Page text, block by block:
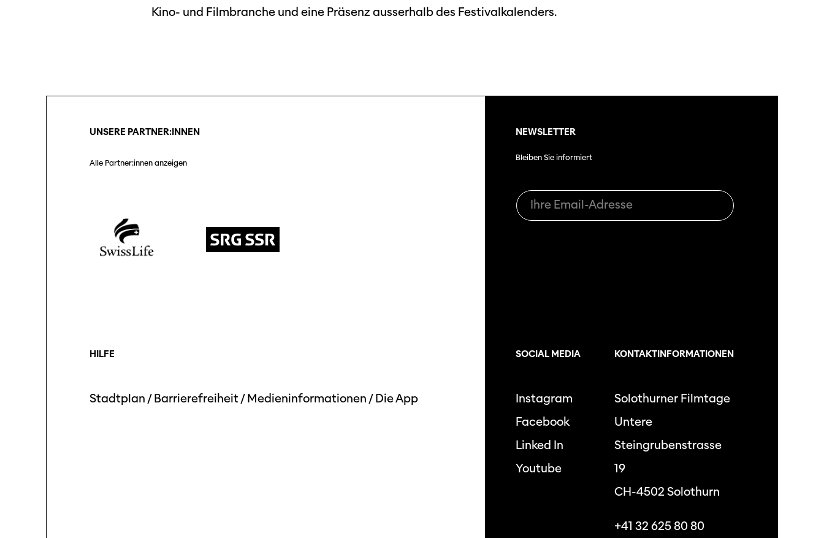
Kino- und Filmbranche und eine Präsenz ausserhalb des Festivalkalenders.
UNSERE PARTNER:INNEN
Alle Partner:innen anzeigen
NEWSLETTER
Bleiben Sie informiert
HILFE
Stadtplan /Barrierefreiheit/Medieninformationen /Die App
SOCIAL MEDIA
Instagram
Facebook
Linked In
Youtube
KONTAKTINFORMATIONEN
Solothurner Filmtage
Untere
Steingrubenstrasse
19
CH-4502 Solothurn
+41 32 625 80 80